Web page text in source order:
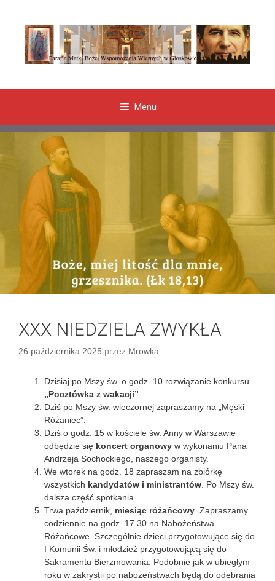
Menu
XXX NIEDZIELA ZWYKŁA
26 października 2025 przez Mrowka
Dzisiaj po Mszy św. o godz. 10 rozwiązanie konkursu
„Pocztówka z wakacji”.
Dziś po Mszy św. wieczornej zapraszamy na „Męski
Różaniec”.
Dziś o godz. 15 w kościele św. Anny w Warszawie
odbędzie się koncert organowy w wykonaniu Pana
Andrzeja Sochockiego, naszego organisty.
We wtorek na godz. 18 zapraszam na zbiórkę
wszystkich kandydatów i ministrantów. Po Mszy św.
dalsza część spotkania.
Trwa październik, miesiąc różańcowy. Zapraszamy
codziennie na godz. 17.30 na Nabożeństwa
Różańcowe. Szczególnie dzieci przygotowujące się do
I Komunii Św. i młodzież przygotowującą się do
Sakramentu Bierzmowania. Podobnie jak w ubiegłym
roku w zakrystii po nabożeństwach będą do odebrania